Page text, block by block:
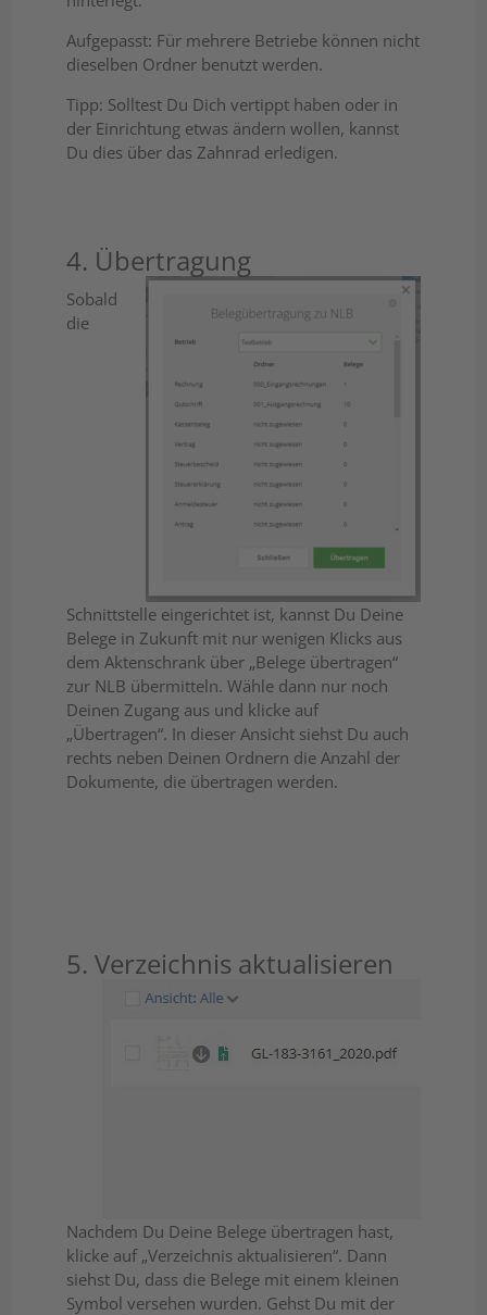
Aufgepasst: Für mehrere Betriebe können nicht
dieselben Ordner benutzt werden.
Tipp: Solltest Du Dich vertippt haben oder in
der Einrichtung etwas ändern wollen, kannst
Du dies über das Zahnrad erledigen.
4. Übertragung
Sobald
die
Schnittstelle eingerichtet ist, kannst Du Deine
Belege in Zukunft mit nur wenigen Klicks aus
dem Aktenschrank über „Belege übertragen“
zur NLB übermitteln. Wähle dann nur noch
Deinen Zugang aus und klicke auf
„Übertragen“. In dieser Ansicht siehst Du auch
rechts neben Deinen Ordnern die Anzahl der
Dokumente, die übertragen werden.
5. Verzeichnis aktualisieren
Nachdem Du Deine Belege übertragen hast,
klicke auf „Verzeichnis aktualisieren“. Dann
siehst Du, dass die Belege mit einem kleinen
Symbol versehen wurden. Gehst Du mit der